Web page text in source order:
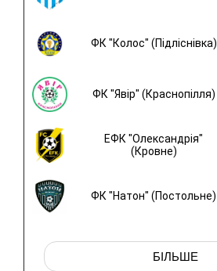
ФК "Колос" (Підліснівка)
ФК "Явір" (Краснопілля)
ЕФК "Олександрія"
(Кровне)
ФК "Натон" (Постольне)
БІЛЬШЕ